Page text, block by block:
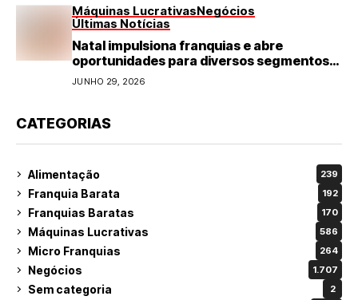
Máquinas LucrativasNegócios
Últimas Notícias
Natal impulsiona franquias e abre
oportunidades para diversos segmentos
do varejo
JUNHO 29, 2026
CATEGORIAS
Alimentação 239
Franquia Barata 192
Franquias Baratas 170
Máquinas Lucrativas 586
Micro Franquias 264
Negócios 1.707
Sem categoria 2